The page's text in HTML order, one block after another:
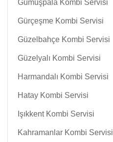
Gümüşpala Kombi Servisi
Gürçeşme Kombi Servisi
Güzelbahçe Kombi Servisi
Güzelyalı Kombi Servisi
Harmandalı Kombi Servisi
Hatay Kombi Servisi
Işıkkent Kombi Servisi
Kahramanlar Kombi Servisi